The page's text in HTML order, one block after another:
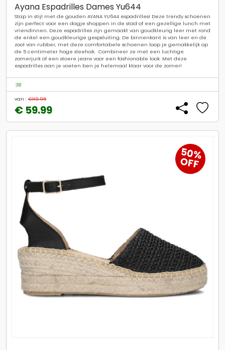
Ayana Espadrilles Dames Yu644
Stap in stijl met de gouden AYANA YU644 espadrilles! Deze trendy schoenen
zijn perfect voor een dagje shoppen in de stad of een gezellige lunch met
vriendinnen. Deze espadrilles zijn gemaakt van goudkleurig leer met rond
de enkel een goudkleurige gespsluiting. De binnenkant is van leer en de
zool van rubber, met deze comfortabele schoenen loop je gemakkelijk op
de 5 centimeter hoge sleehak. Combineer ze met een luchtige
zomerjurk of een stoere jeans voor een fashionable look. Met deze
espadrilles aan je voeten ben je helemaal klaar voor de zomer!
38
van : €119.95
€ 59.99
50%
OFF